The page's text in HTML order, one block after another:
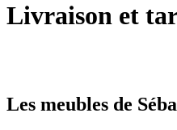
Livraison et
Les meubles de